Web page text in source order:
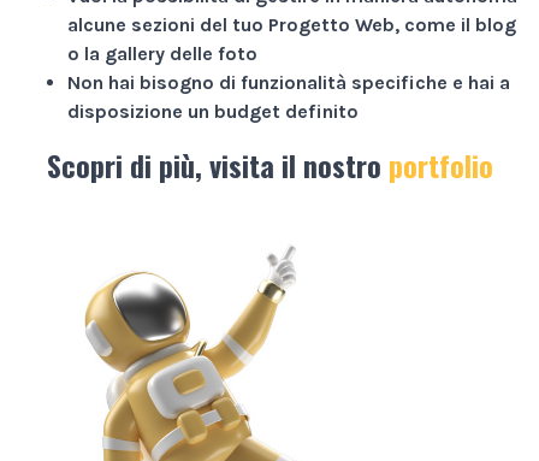
alcune sezioni del tuo Progetto Web, come il blog
o la gallery delle foto
Non hai bisogno di funzionalità specifiche e hai a
disposizione un budget definito
Scopri di più, visita il nostro portfolio